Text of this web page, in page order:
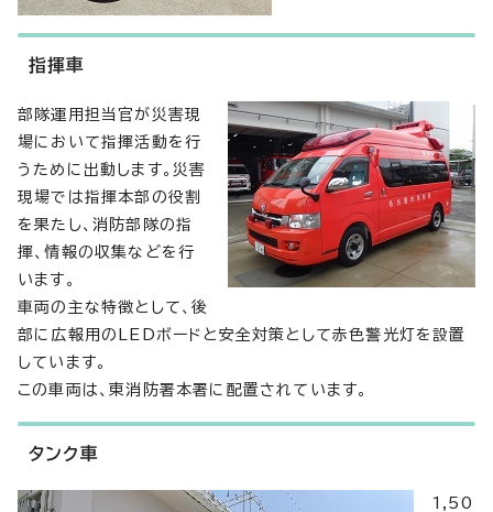
指揮車
部隊運用担当官が災害現
場において指揮活動を行
うために出動します。災害
現場では指揮本部の役割
を果たし、消防部隊の指
揮、情報の収集などを行
います。
車両の主な特徴として、後
部に広報用のLEDボードと安全対策として赤色警光灯を設置
しています。
この車両は、東消防署本署に配置されています。
タンク車
1,50